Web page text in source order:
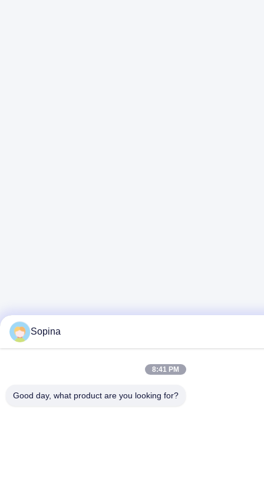
Sopina
8:41 PM
Good day, what product are you looking for?